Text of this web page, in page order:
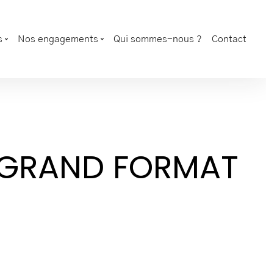
Nos engagements Qui sommes-nous ? Contact
FORMAT